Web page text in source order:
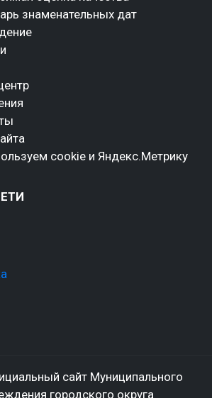
знаменательных дат
cookie и Яндекс.Метрику
сайт Муниципального
городского округа